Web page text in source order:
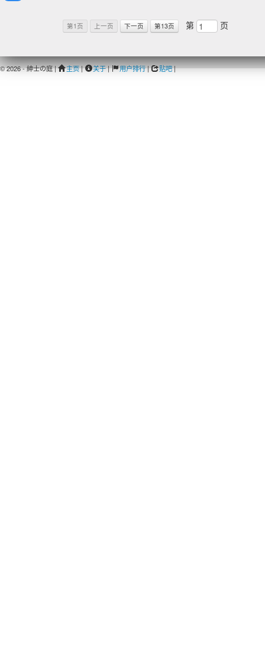
第1页 上一页 下一页 第13页 第 页
© 2026 - 紳士の庭 | 主页| 关于| 用户排行| 贴吧|